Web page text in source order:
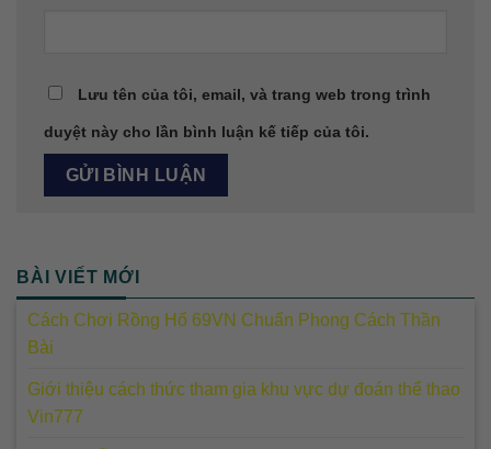
Lưu tên của tôi, email, và trang web trong trình
duyệt này cho lần bình luận kế tiếp của tôi.
BÀI VIẾT MỚI
Cách Chơi Rồng Hổ 69VN Chuẩn Phong Cách Thần
Bài
Giới thiệu cách thức tham gia khu vực dự đoán thể thao
Vin777